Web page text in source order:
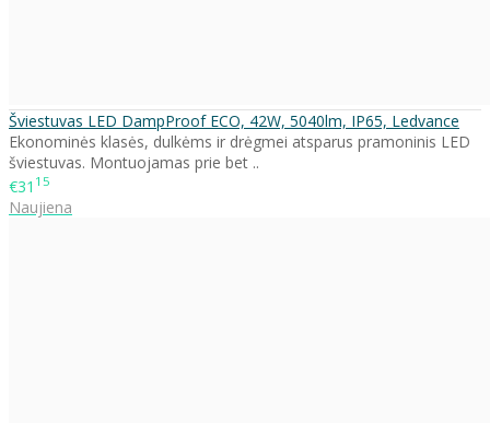
Šviestuvas LED DampProof ECO, 42W, 5040lm, IP65, Ledvance
Ekonominės klasės, dulkėms ir drėgmei atsparus pramoninis LED
šviestuvas. Montuojamas prie bet ..
€31 15
Naujiena